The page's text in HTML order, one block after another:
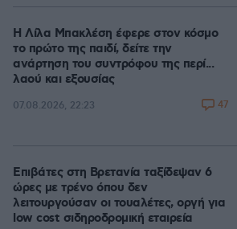
Η Λίλα Μπακλέση έφερε στον κόσμο
το πρώτο της παιδί, δείτε την
ανάρτηση του συντρόφου της περί...
λαού και εξουσίας
07.08.2026, 22:23 47
Επιβάτες στη Βρετανία ταξίδεψαν 6
ώρες με τρένο όπου δεν
λειτουργούσαν οι τουαλέτες, οργή για
low cost σιδηροδρομική εταιρεία